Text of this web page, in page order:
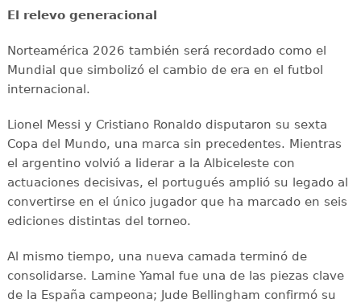
El relevo generacional
Norteamérica 2026 también será recordado como el
Mundial que simbolizó el cambio de era en el futbol
internacional.
Lionel Messi y Cristiano Ronaldo disputaron su sexta
Copa del Mundo, una marca sin precedentes. Mientras
el argentino volvió a liderar a la Albiceleste con
actuaciones decisivas, el portugués amplió su legado al
convertirse en el único jugador que ha marcado en seis
ediciones distintas del torneo.
Al mismo tiempo, una nueva camada terminó de
consolidarse. Lamine Yamal fue una de las piezas clave
de la España campeona; Jude Bellingham confirmó su